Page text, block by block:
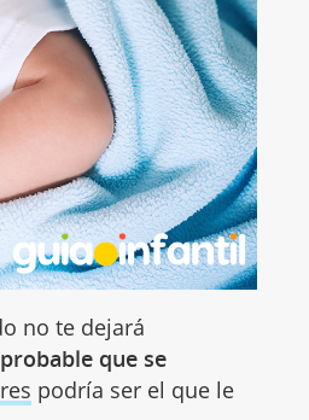
no te dejará
que se
podría ser el que le